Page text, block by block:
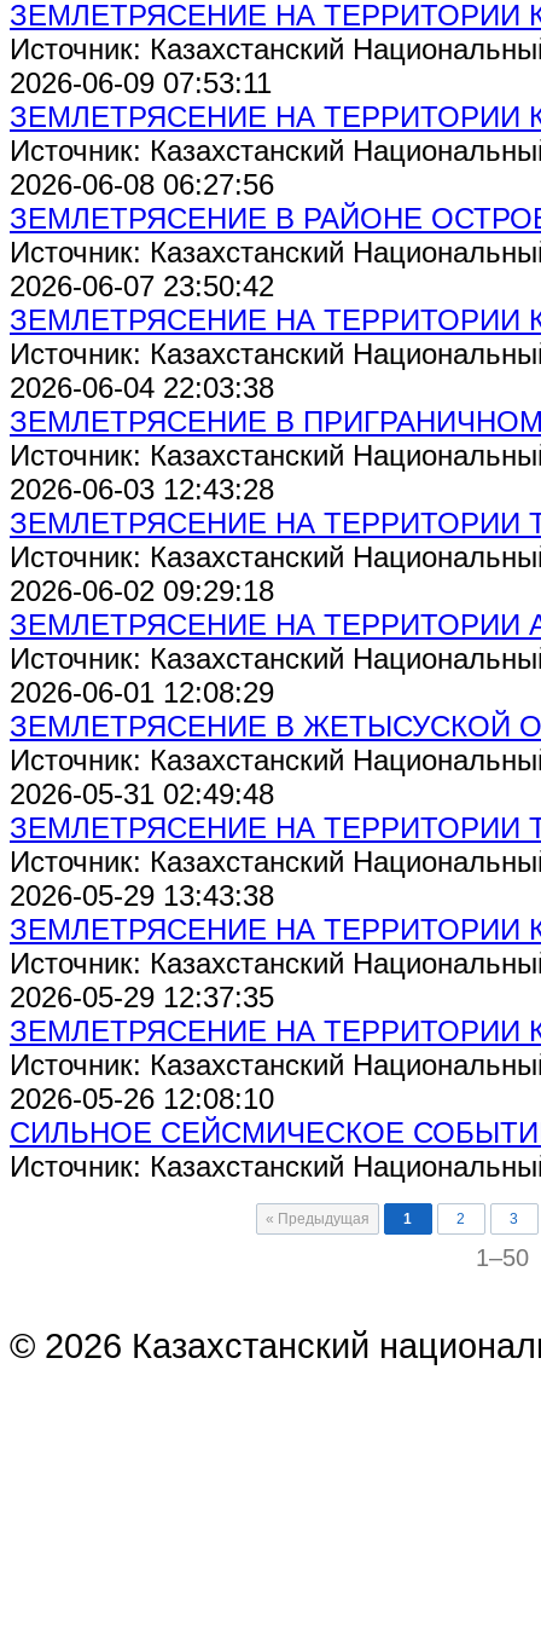
ЗЕМЛЕТРЯСЕНИЕ НА ТЕРРИТОРИИ
Источник: Казахстанский
2026-06-09 07:53:11
ЗЕМЛЕТРЯСЕНИЕ НА ТЕРРИТОРИИ
Источник: Казахстанский
2026-06-08 06:27:56
ЗЕМЛЕТРЯСЕНИЕ В РАЙОНЕ
Источник: Казахстанский
2026-06-07 23:50:42
ЗЕМЛЕТРЯСЕНИЕ НА ТЕРРИТОРИИ
Источник: Казахстанский
2026-06-04 22:03:38
ЗЕМЛЕТРЯСЕНИЕ В ПРИГРАНИЧНОМ
Источник: Казахстанский
2026-06-03 12:43:28
ЗЕМЛЕТРЯСЕНИЕ НА ТЕРРИТОРИИ
Источник: Казахстанский
2026-06-02 09:29:18
ЗЕМЛЕТРЯСЕНИЕ НА ТЕРРИТОРИИ
Источник: Казахстанский
2026-06-01 12:08:29
ЗЕМЛЕТРЯСЕНИЕ В ЖЕТЫСУСКОЙ
Источник: Казахстанский
2026-05-31 02:49:48
ЗЕМЛЕТРЯСЕНИЕ НА ТЕРРИТОРИИ
Источник: Казахстанский
2026-05-29 13:43:38
ЗЕМЛЕТРЯСЕНИЕ НА ТЕРРИТОРИИ
Источник: Казахстанский
2026-05-29 12:37:35
ЗЕМЛЕТРЯСЕНИЕ НА ТЕРРИТОРИИ
Источник: Казахстанский
2026-05-26 12:08:10
СИЛЬНОЕ СЕЙСМИЧЕСКОЕ
Источник: Казахстанский
« Предыдущая 1 2 3
1–50
© 2026 Казахстанский